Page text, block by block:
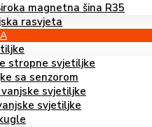
magnetna šina R35
rasvjeta
stropne svjetiljke
sa senzorom
svjetiljke
svjetiljke